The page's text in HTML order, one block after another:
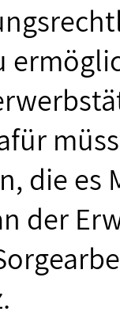
die es
der